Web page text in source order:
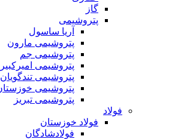
گاز
پتروشیمی
آریا ساسول
پتروشیمی مارون
پتروشیمی جم
پتروشیمی امیرکبیر
پتروشیمی تندگویان
پتروشیمی
پتروشیمی تبریز
فولاد
فولاد خوزستان
فولادشادگان